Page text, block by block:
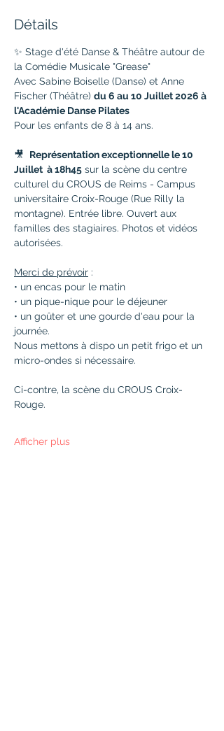
Détails
✨ Stage d'été Danse & Théâtre autour de
la Comédie Musicale "Grease"
Avec Sabine Boiselle (Danse) et Anne
Fischer (Théâtre) du 6 au 10 Juillet 2026 à
l'Académie Danse Pilates
Pour les enfants de 8 à 14 ans.
🎥 Représentation exceptionnelle le 10
Juillet  à 18h45 sur la scène du centre
culturel du CROUS de Reims - Campus
universitaire Croix-Rouge (Rue Rilly la
montagne). Entrée libre. Ouvert aux
familles des stagiaires. Photos et vidéos
autorisées.
Merci de prévoir :
• un encas pour le matin
• un pique-nique pour le déjeuner
• un goûter et une gourde d'eau pour la
journée.
Nous mettons à dispo un petit frigo et un
micro-ondes si nécessaire.
Ci-contre, la scène du CROUS Croix-
Rouge.
Afficher plus